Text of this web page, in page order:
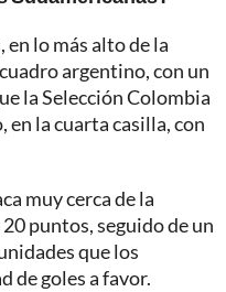
lo más alto de la
argentino, con un
la Selección Colombia
en la cuarta casilla, con
muy cerca de la
20 puntos, seguido de un
que los
de goles a favor.